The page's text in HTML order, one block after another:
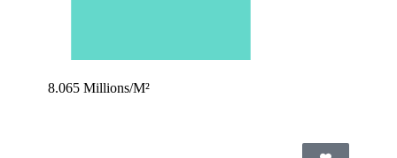
8.065 Millions/M²